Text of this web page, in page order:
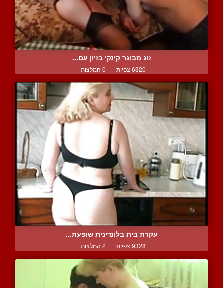
זוג מבוגר קינקי בזיון עם...
6320 צפיות | 0 המלצות
עקרת בית בלונדינית שופעת...
9328 צפיות | 2 המלצות